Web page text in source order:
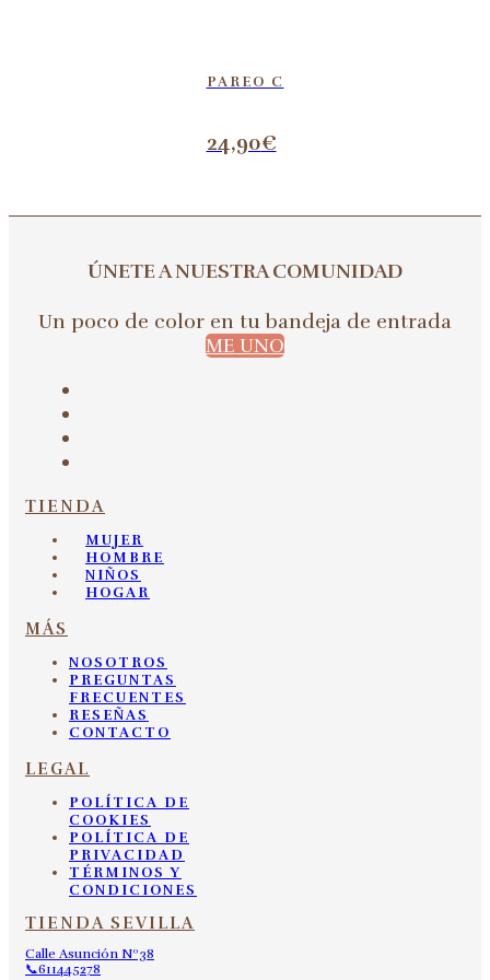
PAREO C
24,90€
ÚNETE A NUESTRA COMUNIDAD
Un poco de color en tu bandeja de entrada
ME UNO
TIENDA
MUJER
HOMBRE
NIÑOS
HOGAR
MÁS
NOSOTROS
PREGUNTAS
FRECUENTES
RESEÑAS
CONTACTO
LEGAL
POLÍTICA DE
COOKIES
POLÍTICA DE
PRIVACIDAD
TÉRMINOS Y
CONDICIONES
TIENDA SEVILLA
Calle Asunción Nº38
📞611445278